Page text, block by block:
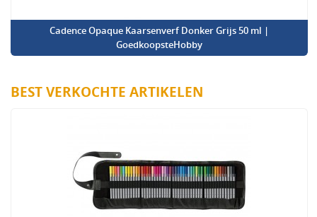
Cadence Opaque Kaarsenverf Donker Grijs 50 ml |
GoedkoopsteHobby
BEST VERKOCHTE ARTIKELEN